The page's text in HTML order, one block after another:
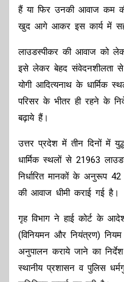
हैं या फिर उनकी आवाज कम
खुद आगे आकर इस कार्य में
लाउडस्पीकर की आवाज को
इसे लेकर बेहद संवेदनशीलता से
योगी आदित्यनाथ के धार्मिक
परिसर के भीतर ही रहने के
बढ़ाये हैं।
उत्तर प्रदेश में तीन दिनों में
धार्मिक स्थलों से 21963
निर्धारित मानकों के अनुरूप
की आवाज धीमी कराई गई है।
गृह विभाग ने हाई कोर्ट के
(विनियमन और नियंत्रण)
अनुपालन कराये जाने का
स्थानीय प्रशासन व पुलिस